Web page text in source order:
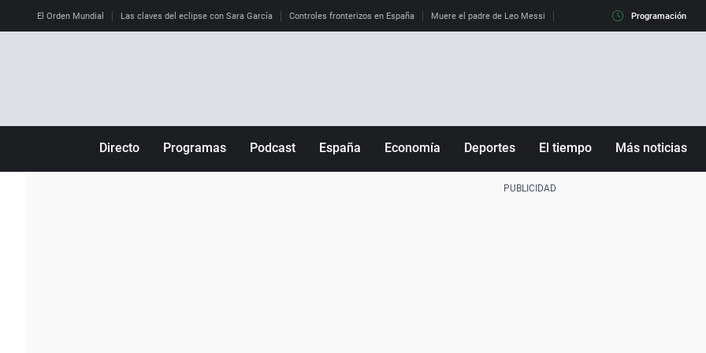
El Orden Mundial Las claves del eclipse con Sara García Controles fronterizos en España Muere el padre de Leo Messi La diferencia entre observar el
Programación
Directo Programas Podcast España Economía Deportes El tiempo Más noticias